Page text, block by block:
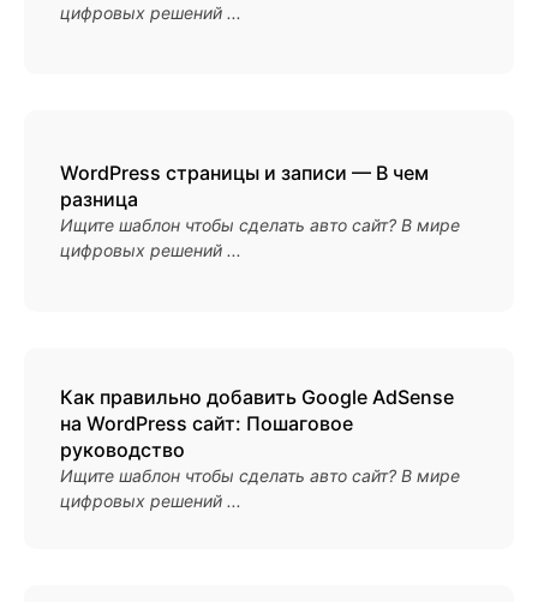
цифровых решений ...
WordPress страницы и записи — В чем
разница
Ищите шаблон чтобы сделать авто сайт? В мире
цифровых решений ...
Как правильно добавить Google AdSense
на WordPress сайт: Пошаговое
руководство
Ищите шаблон чтобы сделать авто сайт? В мире
цифровых решений ...